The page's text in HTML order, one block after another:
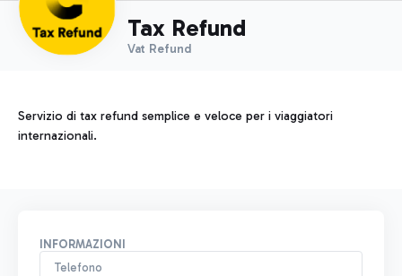
Tax Refund
Vat Refund
Servizio di tax refund semplice e veloce per i viaggiatori
internazionali.
INFORMAZIONI
Telefono